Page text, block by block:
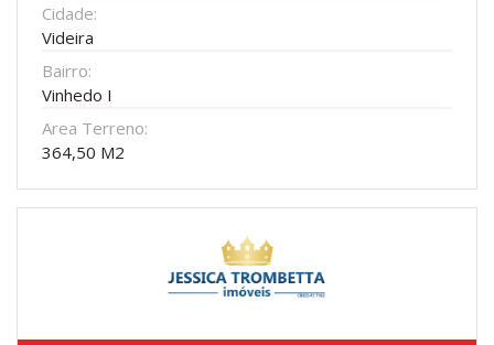
Cidade:
Videira
Bairro:
Vinhedo I
Area Terreno:
364,50 M2